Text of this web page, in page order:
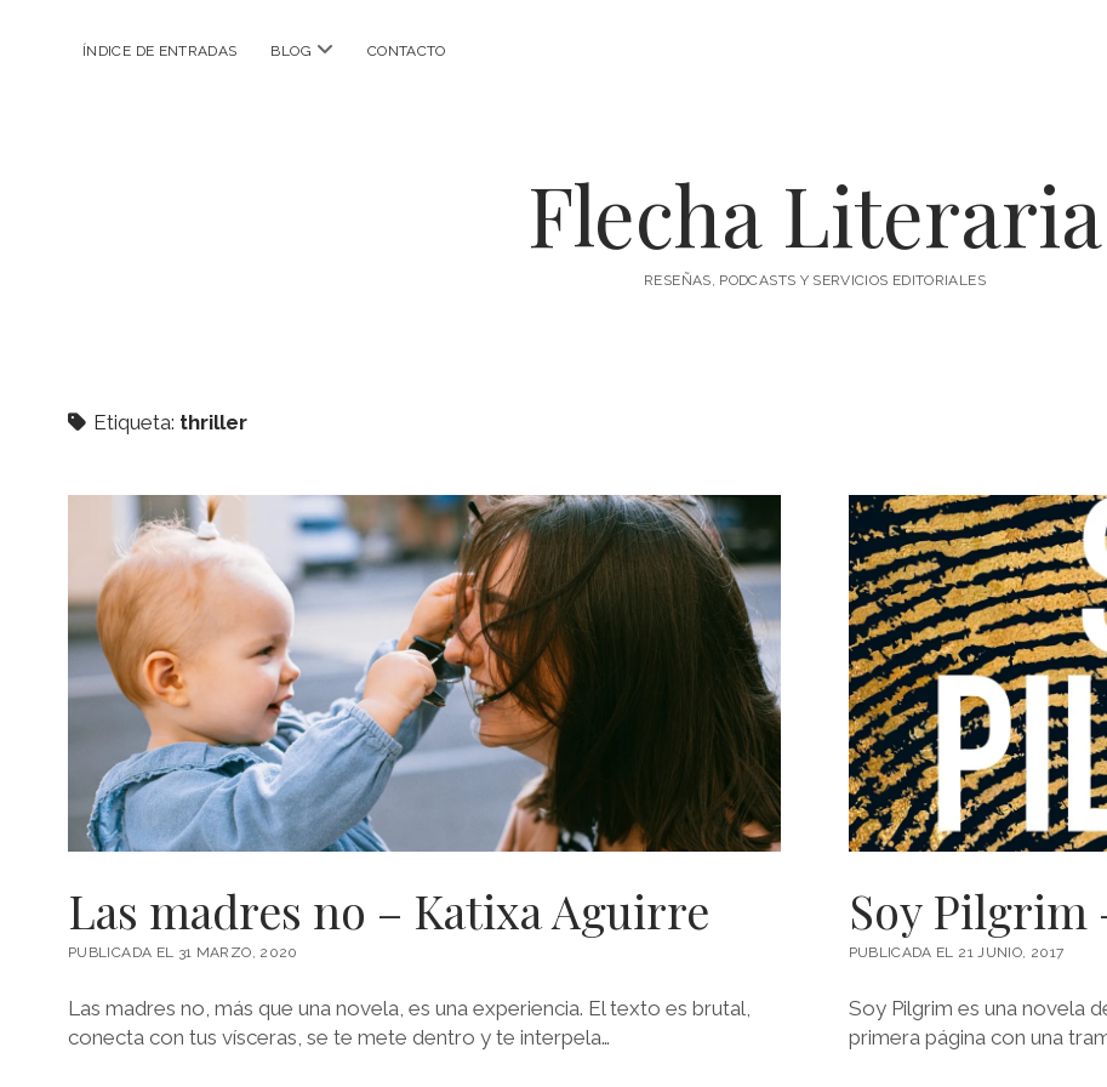
ÍNDICE DE ENTRADAS BLOG abrir
CONTACTO
Flecha Literaria
RESEÑAS, PODCASTS Y SERVICIOS EDITORIALES
Etiqueta: thriller
Las madres no – Katixa Aguirre
PUBLICADA EL 31 MARZO, 2020
Las madres no, más que una novela, es una experiencia. El texto es brutal,
conecta con tus vísceras, se te mete dentro y te interpela…
Soy Pilgrim
PUBLICADA EL 21 JUNIO, 2017
Soy Pilgrim es una novela
primera página con una